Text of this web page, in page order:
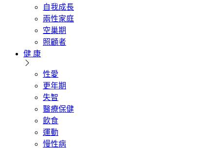
自我成長
兩性家庭
空巢期
照顧者
健 康
性愛
更年期
失智
醫療保健
飲食
運動
慢性病